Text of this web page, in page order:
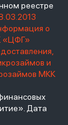
реестре
о
«ЦФГ»
и
МКК
Дата